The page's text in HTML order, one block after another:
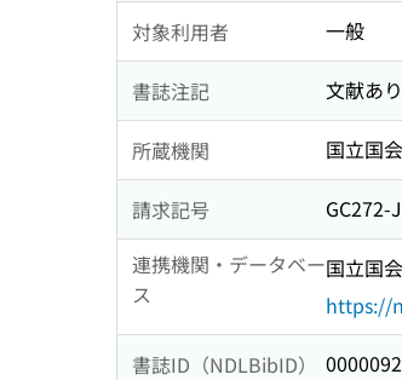
対象利用者 一般
書誌注記 文献あり
所蔵機関 国立国
請求記号
GC272-
連携機関・データベー
ス
国立国
https://
書誌ID（NDLBibID）